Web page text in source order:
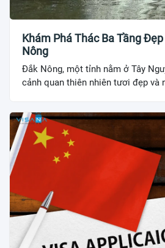
Khám Phá Thác Ba Tầng
Nông
Đắk Nông, một tỉnh nằm ở Tây
cảnh quan thiên nhiên tươi đẹp và